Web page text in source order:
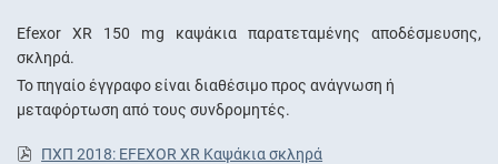
Efexor XR 150 mg καψάκια παρατεταμένης αποδέσμευσης,
σκληρά.
Το πηγαίο έγγραφο είναι διαθέσιμο προς ανάγνωση ή
μεταφόρτωση από τους συνδρομητές.
ΠΧΠ 2018: EFEXOR XR Καψάκια σκληρά